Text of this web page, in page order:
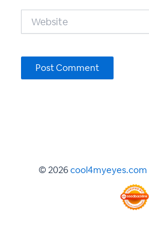
© 2026cool4myeyes.com